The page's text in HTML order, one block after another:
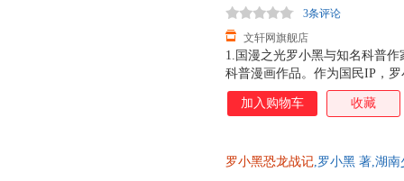
1.国漫之光罗小黑与知名科普
科普漫画作品。作为国民IP，
动画于2011年开始播放，B站
3.15亿票房，同名漫画书2015
得主，中国古生物学会科普工
文轩网旗舰店
3条评论
加入购物车 收藏
罗小黑恐龙战记,罗小黑 著,湖